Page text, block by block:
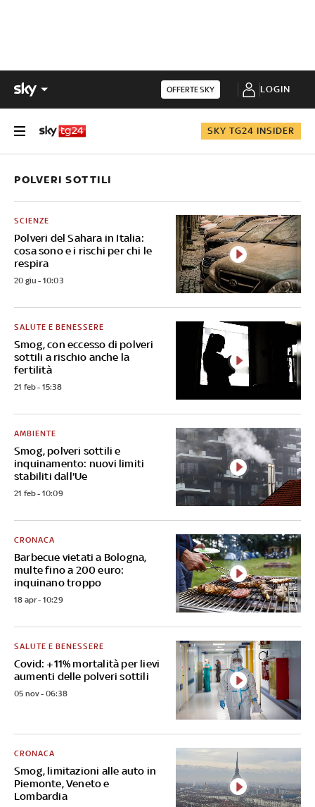
OFFERTE SKY LOGIN
SKY TG24 INSIDER
POLVERI SOTTILI
Polveri del Sahara in Italia:
cosa sono e i rischi per chi le
respira
SCIENZE
20 giu - 10:03
Smog, con eccesso di polveri
sottili a rischio anche la
fertilità
SALUTE E BENESSERE
21 feb - 15:38
Smog, polveri sottili e
inquinamento: nuovi limiti
stabiliti dall'Ue
AMBIENTE
21 feb - 10:09
Barbecue vietati a Bologna,
multe fino a 200 euro:
inquinano troppo
CRONACA
18 apr - 10:29
Covid: +11% mortalità per lievi
aumenti delle polveri sottili
SALUTE E BENESSERE
05 nov - 06:38
Smog, limitazioni alle auto in
Piemonte, Veneto e
Lombardia
CRONACA